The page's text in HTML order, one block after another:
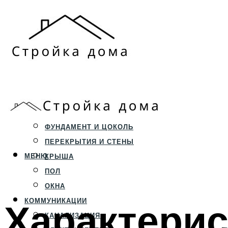
СТРОИТЕЛЬСТВО
ФУНДАМЕНТ И ЦОКОЛЬ
ПЕРЕКРЫТИЯ И СТЕНЫ
КРЫША
ПОЛ
ОКНА
КОММУНИКАЦИИ
КАНАЛИЗАЦИЯ
МЕНЮ